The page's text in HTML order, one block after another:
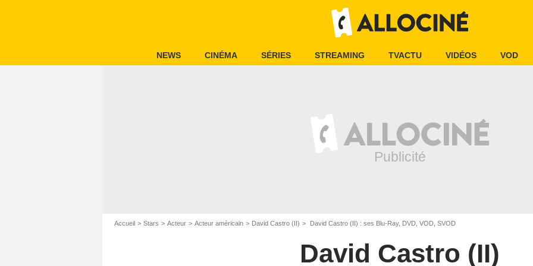
NEWS CINÉMA SÉRIES STREAMING TVACTU VIDÉOS VOD
Accueil Stars Acteur Acteur américain David Castro (II) David Castro (II) : ses Blu-Ray, DVD, VOD, SVOD
David Castro (II)